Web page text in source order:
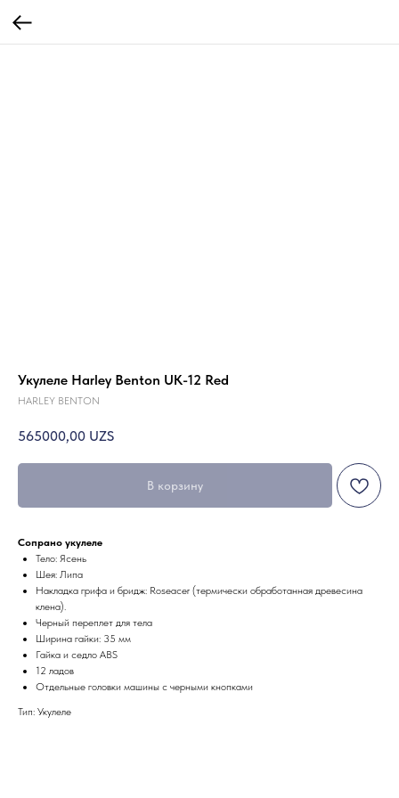
Укулеле Harley Benton UK-12 Red
HARLEY BENTON
565000,00 UZS
В корзину
Сопрано укулеле
Тело: Ясень
Шея: Липа
Накладка грифа и бридж: Roseacer (термически обработанная древесина
клена).
Черный переплет для тела
Ширина гайки: 35 мм
Гайка и седло ABS
12 ладов
Отдельные головки машины с черными кнопками
Тип: Укулеле